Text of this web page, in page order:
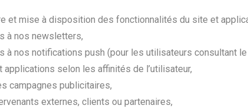
et mise à disposition des fonctionnalités du site et
à nos newsletters,
à nos notifications push (pour les utilisateurs consultant
selon les affinités de l’utilisateur,
campagnes publicitaires,
externes, clients ou partenaires,